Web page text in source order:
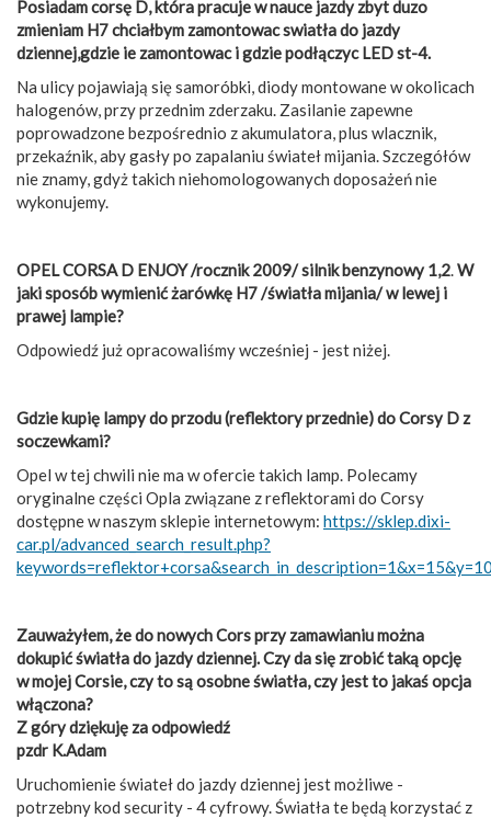
Posiadam corsę D, która pracuje w nauce jazdy zbyt duzo
zmieniam H7 chciałbym zamontowac swiatła do jazdy
dziennej,gdzie ie zamontowac i gdzie podłączyc LED st-4.
Na ulicy pojawiają się samoróbki, diody montowane w okolicach
halogenów, przy przednim zderzaku. Zasilanie zapewne
poprowadzone bezpośrednio z akumulatora, plus wlacznik,
przekaźnik, aby gasły po zapalaniu świateł mijania. Szczegółów
nie znamy, gdyż takich niehomologowanych doposażeń nie
wykonujemy.
OPEL CORSA D ENJOY /rocznik 2009/ silnik benzynowy 1,2.W
jaki sposób wymienić żarówkę H7 /światła mijania/ w lewej i
prawej lampie?
Odpowiedź już opracowaliśmy wcześniej - jest niżej.
Gdzie kupię lampy do przodu (reflektory przednie) do Corsy D z
soczewkami?
Opel w tej chwili nie ma w ofercie takich lamp. Polecamy
oryginalne części Opla związane z reflektorami do Corsy
dostępne w naszym sklepie internetowym: https://sklep.dixi-
car.pl/advanced_search_result.php?
Zauważyłem, że do nowych Cors przy zamawianiu można
dokupić światła do jazdy dziennej. Czy da się zrobić taką opcję
w mojej Corsie, czy to są osobne światła, czy jest to jakaś opcja
włączona?
Z góry dziękuję za odpowiedź
pzdr K.Adam
Uruchomienie świateł do jazdy dziennej jest możliwe -
potrzebny kod security - 4 cyfrowy. Światła te będą korzystać z